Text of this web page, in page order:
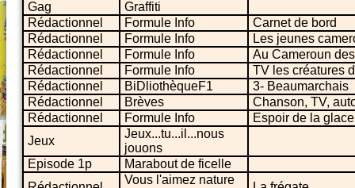
Gag
Graffiti
Rédactionnel
Formule Info
Carnet de bord
Rédactionnel
Formule Info
Les jeunes
Rédactionnel
Formule Info
Au Cameroun
Rédactionnel
Formule Info
TV les créatures
Rédactionnel
BiDliothèqueF1
3- Beaumarchais
Rédactionnel
Brèves
Chanson, TV,
Rédactionnel
Formule Info
Espoir de la glace
Jeux
Jeux...tu...il...nous
jouons
Episode 1p
Marabout de ficelle
Vous l'aimez nature